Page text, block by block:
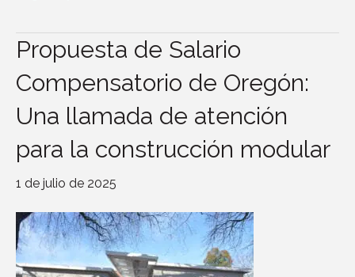
Propuesta de Salario
Compensatorio de Oregón:
Una llamada de atención
para la construcción modular
1 de julio de 2025